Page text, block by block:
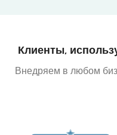
Клиенты,
Внедряем в любом